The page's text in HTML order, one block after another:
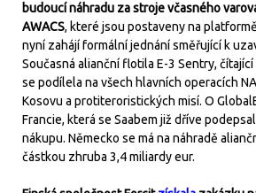
budoucí náhradu za stroje včasného
AWACS, které jsou postaveny na
nyní zahájí formální jednání směřující k
Současná alianční flotila E-3 Sentry,
se podílela na všech hlavních operacích
Kosovu a protiteroristických misí. O
Francie, která se Saabem již dříve
nákupu. Německo se má na náhradě
částkou zhruba 3,4 miliardy eur.